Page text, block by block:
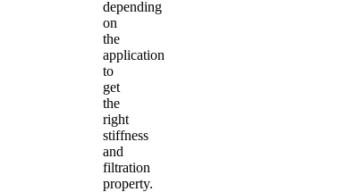
depending
on
the
application
to
get
the
right
stiffness
and
filtration
property.